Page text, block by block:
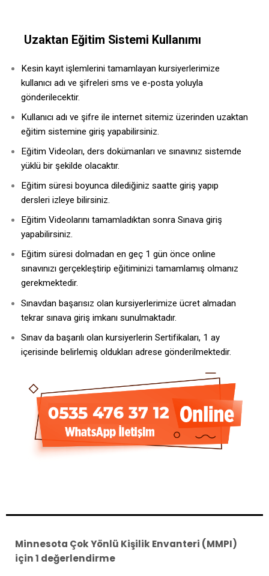
Uzaktan Eğitim Sistemi Kullanımı
Kesin kayıt işlemlerini tamamlayan kursiyerlerimize
kullanıcı adı ve şifreleri sms ve e-posta yoluyla
gönderilecektir.
Kullanıcı adı ve şifre ile internet sitemiz üzerinden uzaktan
eğitim sistemine giriş yapabilirsiniz.
Eğitim Videoları, ders dokümanları ve sınavınız sistemde
yüklü bir şekilde olacaktır.
Eğitim süresi boyunca dilediğiniz saatte giriş yapıp
dersleri izleye bilirsiniz.
Eğitim Videolarını tamamladıktan sonra Sınava giriş
yapabilirsiniz.
Eğitim süresi dolmadan en geç 1 gün önce online
sınavınızı gerçekleştirip eğitiminizi tamamlamış olmanız
gerekmektedir.
Sınavdan başarısız olan kursiyerlerimize ücret almadan
tekrar sınava giriş imkanı sunulmaktadır.
Sınav da başarılı olan kursiyerlerin Sertifikaları, 1 ay
içerisinde belirlemiş oldukları adrese gönderilmektedir.
Minnesota Çok Yönlü Kişilik Envanteri (MMPI)
için 1 değerlendirme